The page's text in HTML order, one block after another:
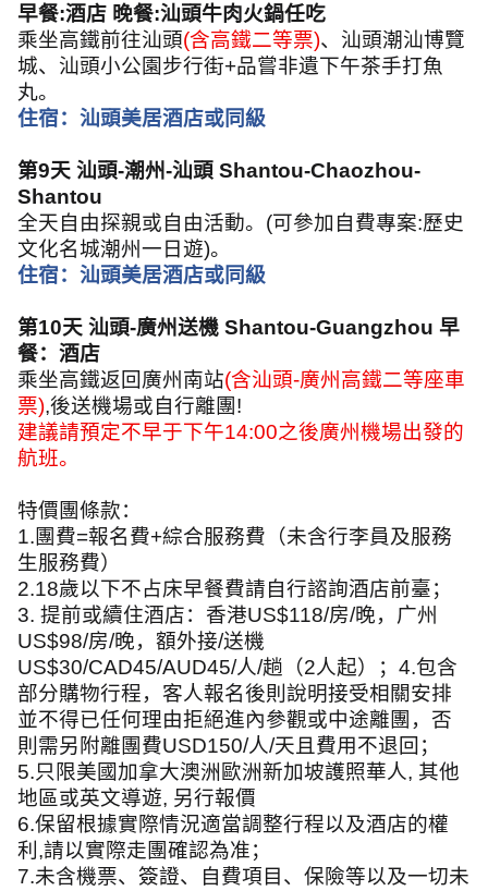
早餐:酒店 晚餐:汕頭牛肉火鍋任吃
乘坐高鐵前往汕頭(含高鐵二等票)、汕頭潮汕博覽
城、汕頭小公園步行街+品嘗非遺下午茶手打魚
丸。
住宿：汕頭美居酒店或同級
第9天 汕頭-潮州-汕頭 Shantou-Chaozhou-
Shantou
全天自由探親或自由活動。 (可參加自費專案:歷史
文化名城潮州一日遊)。
住宿：汕頭美居酒店或同級
第10天 汕頭-廣州送機 Shantou-Guangzhou 早
餐：酒店
乘坐高鐵返回廣州南站(含汕頭-廣州高鐵二等座車
票),後送機場或自行離團 !
建議請預定不早于下午14:00之後廣州機場出發的
航班。
特價團條款：
1.團費=報名費+綜合服務費（未含行李員及服務
生服務費）
2.18歲以下不占床早餐費請自行諮詢酒店前臺；
3. 提前或續住酒店：香港US$118/房/晚，广州
US$98/房/晚，額外接/送機
US$30/CAD45/AUD45/人/趟（2人起）； 4.包含
部分購物行程，客人報名後則說明接受相關安排
並不得已任何理由拒絕進內參觀或中途離團，否
則需另附離團費USD150/人/天且費用不退回；
5.只限美國加拿大澳洲歐洲新加坡護照華人, 其他
地區或英文導遊, 另行報價
6.保留根據實際情況適當調整行程以及酒店的權
利 ,請以實際走團確認為准；
7.未含機票、簽證、自費項目、保險等以及一切未